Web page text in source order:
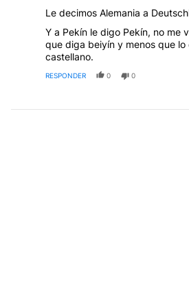
Le decimos Alemania a
Y a Pekín le digo Pekín, no me
que diga beiyín y menos que lo
castellano.
RESPONDER 0 0